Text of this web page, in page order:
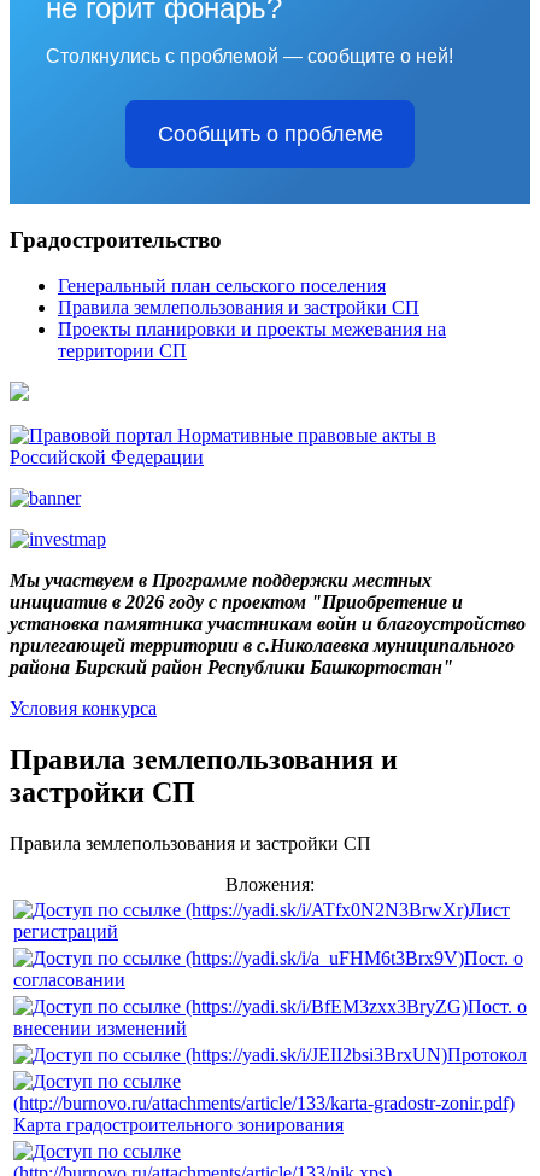
не горит фонарь?
Столкнулись с проблемой — сообщите о ней!
Сообщить о проблеме
Градостроительство
Генеральный план сельского поселения
Правила землепользования и застройки СП
Проекты планировки и проекты межевания на
территории СП
Мы участвуем в Программе поддержки местных
инициатив в 2026 году с проектом "Приобретение и
установка памятника участникам войн и благоустройство
прилегающей территории в с.Николаевка муниципального
района Бирский район Республики Башкортостан"
Условия конкурса
Правила землепользования и
застройки СП
Правила землепользования и застройки СП
Вложения:
Лист
регистраций
Пост. о
согласовании
Пост. о
внесении изменений
Протокол
Карта градостроительного зонирования